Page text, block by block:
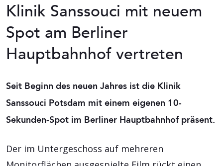
Klinik Sanssouci mit neuem
Spot am Berliner
Hauptbahnhof vertreten
Seit Beginn des neuen Jahres ist die Klinik
Sanssouci Potsdam mit einem eigenen 10-
Sekunden-Spot im Berliner Hauptbahnhof präsent.
Der im Untergeschoss auf mehreren